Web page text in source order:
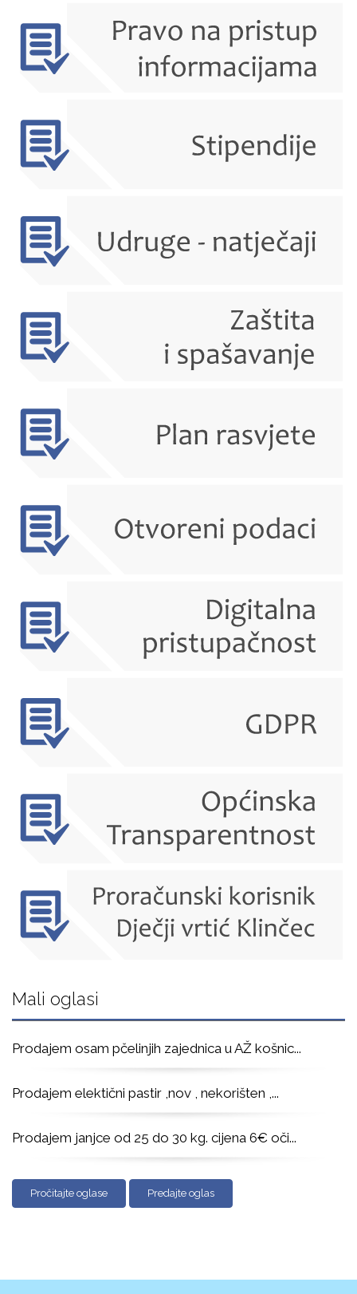
Mali oglasi
Prodajem osam pčelinjih zajednica u AŽ košnic...
Prodajem elektični pastir ,nov , nekorišten , ...
Prodajem janjce od 25 do 30 kg. cijena 6€ oči...
Pročitajte oglase Predajte oglas